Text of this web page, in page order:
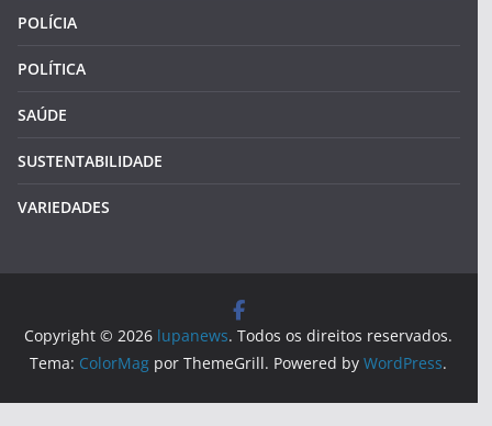
POLÍCIA
POLÍTICA
SAÚDE
SUSTENTABILIDADE
VARIEDADES
Copyright © 2026 lupanews. Todos os direitos reservados.
Tema: ColorMag por ThemeGrill. Powered byWordPress.